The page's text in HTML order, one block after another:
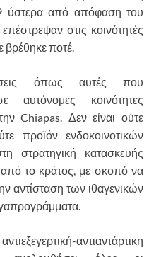
ύστερα από απόφαση του
στις κοινότητές
βρέθηκε ποτέ.
όπως αυτές που
αυτόνομες κοινότητες
Chiapas. Δεν είναι ούτε
προϊόν ενδοκοινοτικών
στρατηγική κατασκευής
το κράτος, με σκοπό να
αντίσταση των ιθαγενικών
αντιαντάρτικη